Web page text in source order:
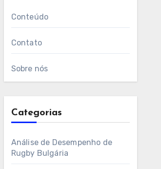
Conteúdo
Contato
Sobre nós
Categorias
Análise de Desempenho de
Rugby Bulgária